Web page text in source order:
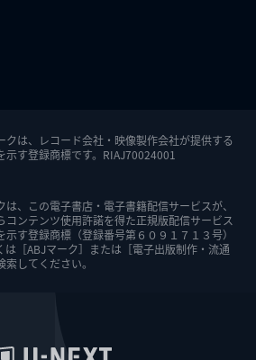
クは、レコード会社・映像製作会社が提供する
示す登録商標です。RIAJ70024001
は、この電子書店・電子書籍配信サービスが、
コンテンツ使用許諾を得た正規版配信サービス
示す登録商標（登録番号第６０９１７１３号）
は［ABJマーク］または［電子出版制作・流通
してください。